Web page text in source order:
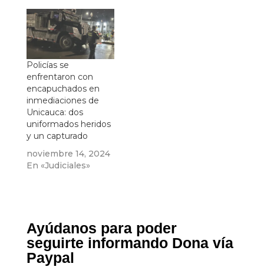
Policías se
enfrentaron con
encapuchados en
inmediaciones de
Unicauca: dos
uniformados heridos
y un capturado
noviembre 14, 2024
En «Judiciales»
Ayúdanos para poder
seguirte informando Dona vía
Paypal